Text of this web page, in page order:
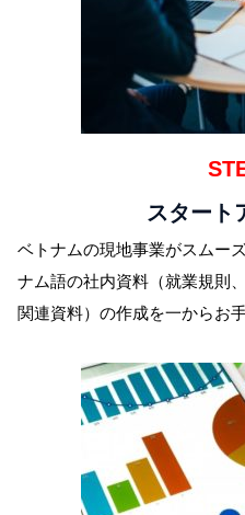
スタート
ベトナムの現地事業がスムー
ナム語の社内資料（就業規則
関連資料）の作成を一からお